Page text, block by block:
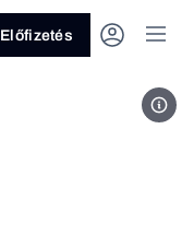
Előfizetés